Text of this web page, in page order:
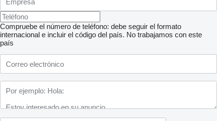
Compruebe el número de teléfono: debe seguir el formato
internacional e incluir el código del país. No trabajamos con este
país